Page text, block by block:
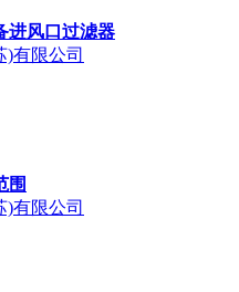
进风口过滤器
)有限公司
围
)有限公司